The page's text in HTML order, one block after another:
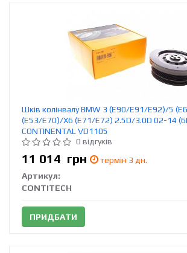
Шків колінвалу BMW 3 (E90/E91/E92)/5
(E53/E70)/X6 (E71/E72) 2.5D/3.0D 02-14
CONTINENTAL VD1105
0 відгуків
11 014 грн
термін 3 дн.
Артикул:
CONTITECH
ПРИДБАТИ